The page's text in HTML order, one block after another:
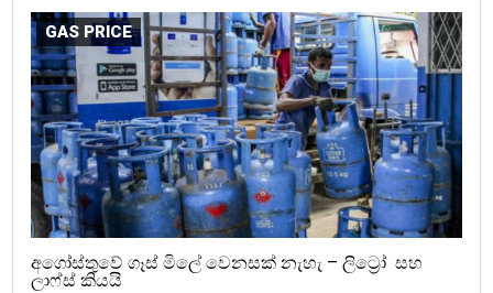
GAS PRICE
අගෝස්තුවේ ගෑස් මිලේ වෙනසක් නැහැ – ලිට්‍රෝ සහ
ලාෆ්ස් කියයි